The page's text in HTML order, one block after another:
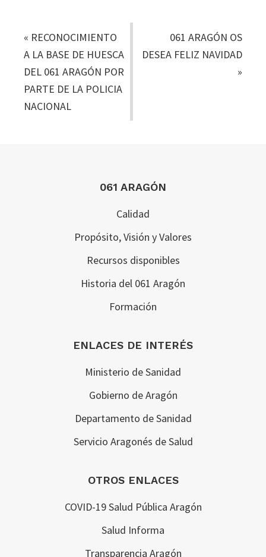
« RECONOCIMIENTO
A LA BASE DE HUESCA
DEL 061 ARAGÓN POR
PARTE DE LA POLICIA
NACIONAL
061 ARAGÓN OS
DESEA FELIZ NAVIDAD
»
061 ARAGÓN
Calidad
Propósito, Visión y Valores
Recursos disponibles
Historia del 061 Aragón
Formación
ENLACES DE INTERÉS
Ministerio de Sanidad
Gobierno de Aragón
Departamento de Sanidad
Servicio Aragonés de Salud
OTROS ENLACES
COVID-19 Salud Pública Aragón
Salud Informa
Transparencia Aragón